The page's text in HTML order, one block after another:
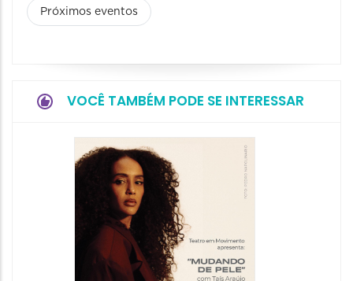
Próximos eventos
VOCÊ TAMBÉM PODE SE INTERESSAR